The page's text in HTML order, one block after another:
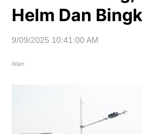
Helm Dan
9/09/2025 10:41:00 AM
Iklan